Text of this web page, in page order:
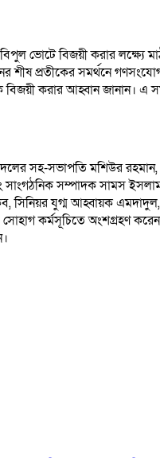
ভোটে বিজয়ী করার লক্ষ্যে
শীষ প্রতীকের সমর্থনে
বিজয়ী করার আহ্বান জানান।
সহ-সভাপতি মশিউর
সম্পাদক সামস
সিনিয়র যুগ্ম আহ্বায়ক
কর্মসূচিতে অংশগ্রহণ